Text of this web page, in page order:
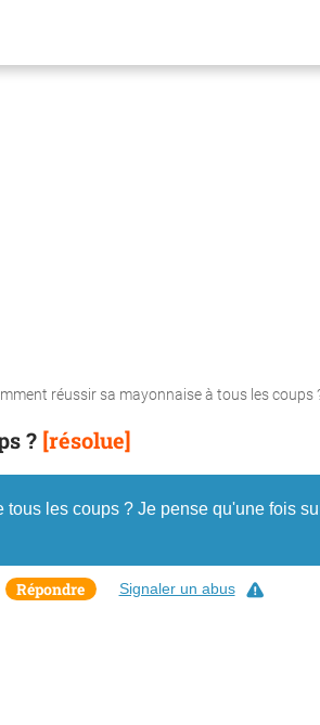
réussir sa mayonnaise à tous les coups
? [résolue]
les coups ? Je pense qu'une fois
Répondre
Signaler un abus